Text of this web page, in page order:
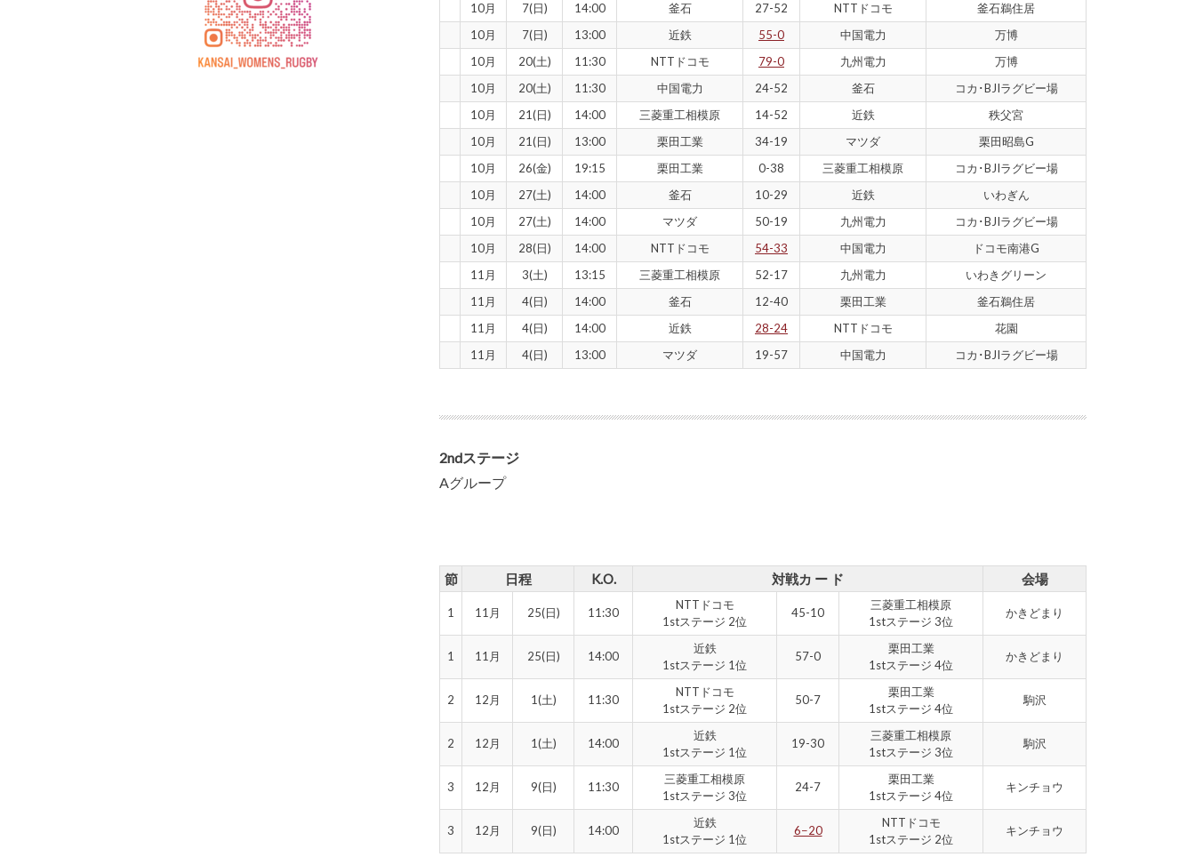
10月
7(日) 14:00 釜石 27-52 NTTドコモ
釜石鵜住居
10月
7(日) 13:00 近鉄 55-0 中国電力
万博
10月
20(土) 11:30 NTTドコモ 79-0 九州電力
万博
10月
20(土) 11:30 中国電力 24-52 釜石
コカ･BJIラグビー場
10月
21(日) 14:00 三菱重工相模原 14-52 近鉄
秩父宮
10月
21(日) 13:00 栗田工業 34-19 マツダ
栗田昭島G
10月
26(金) 19:15 栗田工業 0-38 三菱重工相模原
コカ･BJIラグビー場
10月
27(土) 14:00 釜石 10-29 近鉄
いわぎん
10月
27(土) 14:00 マツダ 50-19 九州電力
コカ･BJIラグビー場
10月
28(日) 14:00 NTTドコモ 54-33 中国電力
ドコモ南港G
11月
3(土) 13:15 三菱重工相模原 52-17 九州電力
いわきグリーン
11月
4(日) 14:00 釜石 12-40 栗田工業
釜石鵜住居
11月
4(日) 14:00 近鉄 28-24 NTTドコモ
花園
11月
4(日) 13:00 マツダ 19-57 中国電力 コカ･BJIラグビー場
2ndステージ
Aグループ
節 日程 K.O. 対戦カ ー ド 会場
1 11月 25(日) 11:30
NTTドコモ
1stステージ 2位
45-10
三菱重工相模原
1stステージ 3位
かきどまり
1 11月 25(日) 14:00
近鉄
1stステージ 1位
57-0
栗田工業
1stステージ 4位
かきどまり
2 12月 1(土) 11:30
NTTドコモ
1stステージ 2位
50-7
栗田工業
1stステージ 4位
駒沢
2 12月 1(土) 14:00
近鉄
1stステージ 1位
19-30
三菱重工相模原
1stステージ 3位
駒沢
3 12月 9(日) 11:30
三菱重工相模原
1stステージ 3位
24-7
栗田工業
1stステージ 4位
キンチョウ
3 12月 9(日) 14:00
近鉄
1stステージ 1位
6−20
NTTドコモ
1stステージ 2位
キンチョウ